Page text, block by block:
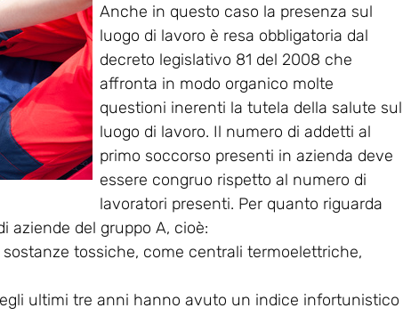
Anche in questo caso la presenza sul
luogo di lavoro è resa obbligatoria dal
decreto legislativo 81 del 2008 che
affronta in modo organico molte
questioni inerenti la tutela della salute sul
luogo di lavoro. Il numero di addetti al
primo soccorso presenti in azienda deve
essere congruo rispetto al numero di
lavoratori presenti. Per quanto riguarda
aziende del gruppo A, cioè:
tossiche, come centrali termoelettriche,
ultimi tre anni hanno avuto un indice infortunistico